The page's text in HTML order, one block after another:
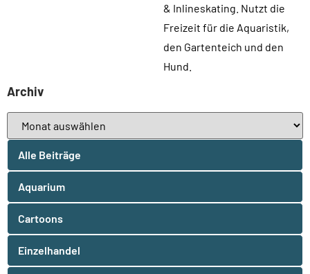
& Inlineskating. Nutzt die
Freizeit für die Aquaristik,
den Gartenteich und den
Hund.
Archiv
Alle Beiträge
Aquarium
Cartoons
Einzelhandel